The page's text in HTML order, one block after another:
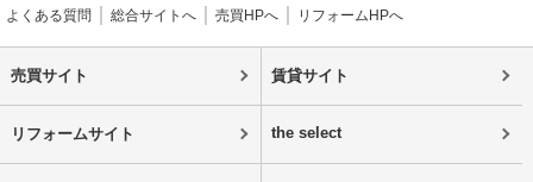
よくある質問
総合サイトへ 売買HPへ リフォームHPへ
売買サイト 賃貸サイト
リフォームサイト the select